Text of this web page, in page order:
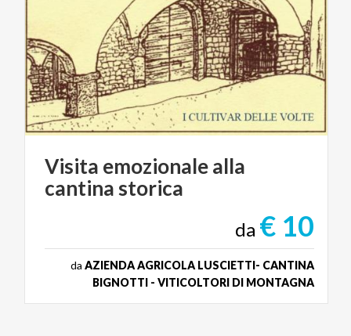
Visita emozionalealla
cantina storica
da € 10
da AZIENDA AGRICOLA LUSCIETTI- CANTINA
BIGNOTTI - VITICOLTORI DI MONTAGNA